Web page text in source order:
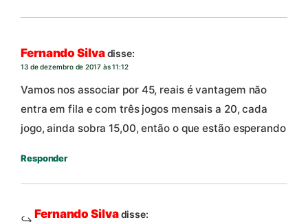
Fernando Silvadisse:
13 de dezembro de 2017 às 11:12
Vamos nos associar por 45, reais é vantagem não
entra em fila e com três jogos mensais a 20, cada
jogo, ainda sobra 15,00, então o que estão esperando
Responder
Fernando Silvadisse: